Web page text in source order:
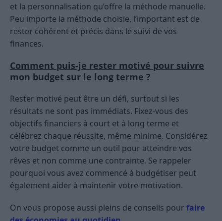
et la personnalisation qu’offre la méthode manuelle.
Peu importe la méthode choisie, l’important est de
rester cohérent et précis dans le suivi de vos
finances.
Comment puis-je rester motivé pour suivre
mon budget sur le long terme ?
Rester motivé peut être un défi, surtout si les
résultats ne sont pas immédiats. Fixez-vous des
objectifs financiers à court et à long terme et
célébrez chaque réussite, même minime. Considérez
votre budget comme un outil pour atteindre vos
rêves et non comme une contrainte. Se rappeler
pourquoi vous avez commencé à budgétiser peut
également aider à maintenir votre motivation.
On vous propose aussi pleins de conseils pour faire